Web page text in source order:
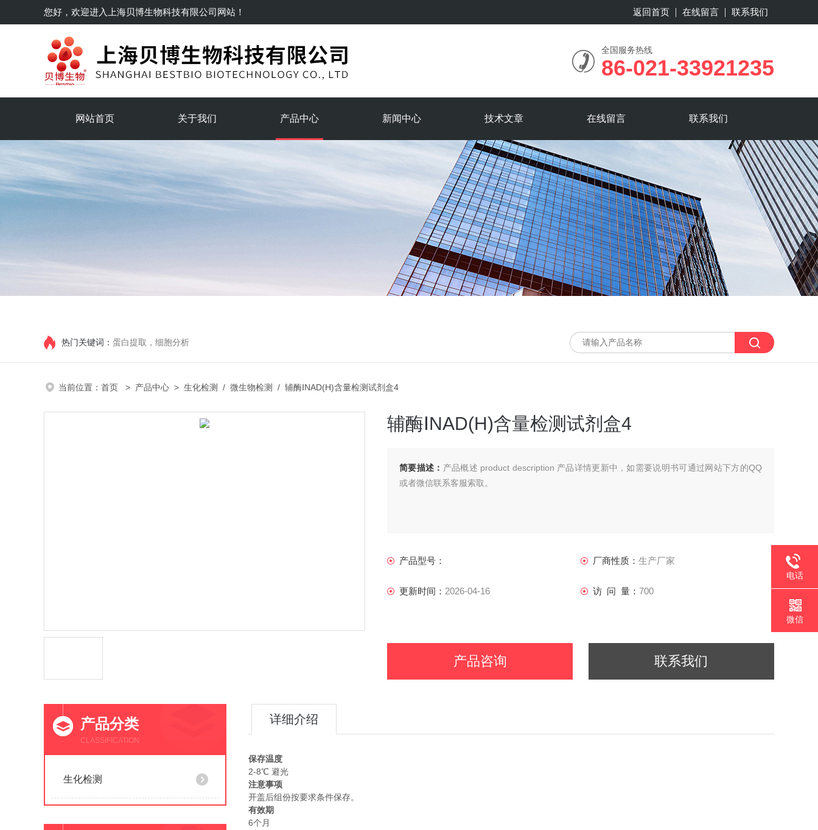
您好，欢迎进入 上海贝博生物科技有限公司网站！ 返回首页 在线留言 联系我们
全国服务热线
86-021-33921235
网站首页 关于我们 产品中心 新闻中心 技术文章 在线留言 联系我们
热门关键词： 蛋白提取，细胞分析
当前位置： 首页 > 产品中心 > 生化检测 / 微生物检测 / 辅酶ⅠNAD(H)含量检测试剂盒4
辅酶ⅠNAD(H)含量检测试剂盒4
简要描述： 产品概述 product description 产品详情更新中，如需要说明书可通过网站下方的QQ
或者微信联系客服索取。
产品型号： 厂商性质： 生产厂家
更新时间： 2026-04-16 访 问 量： 700
产品咨询 联系我们
产品分类
CLASSIFICATION
生化检测
详细介绍
保存温度
2-8℃ 避光
注意事项
开盖后组份按要求条件保存。
有效期
6个月
电话
微信